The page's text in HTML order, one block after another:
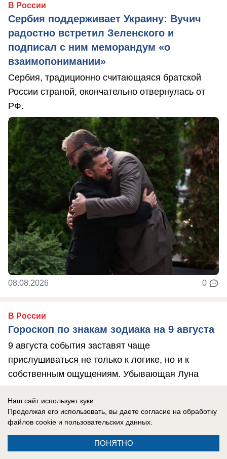
В России
Сербия поддерживает Украину: Вучич
радостно встретил Зеленского и
подписал с ним меморандум «о
взаимопонимании»
Сербия, традиционно считающаяся братской
России страной, окончательно отвернулась от
РФ.
08.08.2026 0
В России
Гороскоп по знакам зодиака на 9 августа
9 августа события заставят чаще
прислушиваться не только к логике, но и к
собственным ощущениям. Убывающая Луна
Наш сайт использует куки.
Продолжая его использовать, вы даете согласие на обработку
файлов cookie и пользовательских данных.
ПОНЯТНО